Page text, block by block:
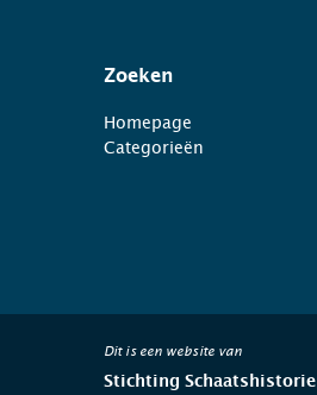
Zoeken
Homepage
Categorieën
Dit is een website van
Stichting Schaatshistorie